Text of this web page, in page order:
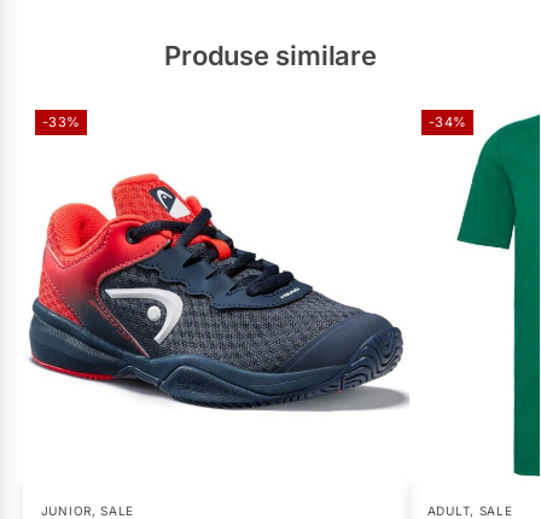
Produse similare
-33%
JUNIOR,SALE
-34%
ADULT, SALE